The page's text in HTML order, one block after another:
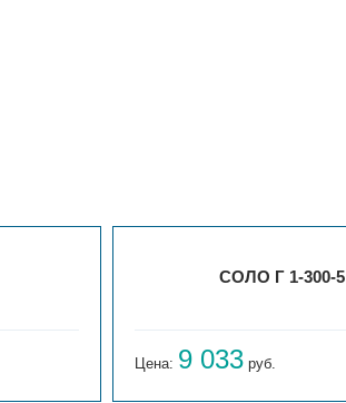
СОЛО Г 1-300-5
Цена: 9 033 руб.